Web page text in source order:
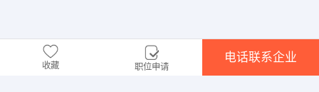
收藏 职位申请
电话联系企业